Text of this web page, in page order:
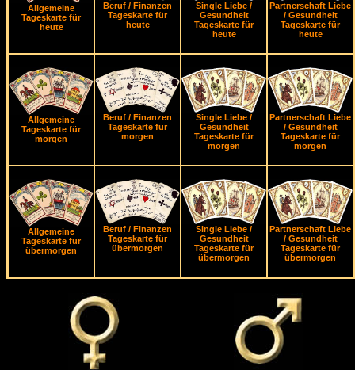
Allgemeine
Tageskarte für
heute
Beruf / Finanzen
Tageskarte für
heute
Single Liebe /
Gesundheit
Tageskarte für
heute
Partnerschaft Liebe
/ Gesundheit
Tageskarte für
heute
Allgemeine
Tageskarte für
morgen
Beruf / Finanzen
Tageskarte für
morgen
Single Liebe /
Gesundheit
Tageskarte für
morgen
Partnerschaft Liebe
/ Gesundheit
Tageskarte für
morgen
Allgemeine
Tageskarte für
übermorgen
Beruf / Finanzen
Tageskarte für
übermorgen
Single Liebe /
Gesundheit
Tageskarte für
übermorgen
Partnerschaft Liebe
/ Gesundheit
Tageskarte für
übermorgen